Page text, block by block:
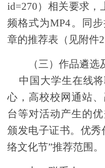
id=270） 相关要求 ，
频格式为MP4。同
章的推荐表（见附件2
（三）作品遴
中国大学生在线
心，高校校网通站
台等对活动产生的
颁发电子证书。优秀
络文化节”推荐范围。